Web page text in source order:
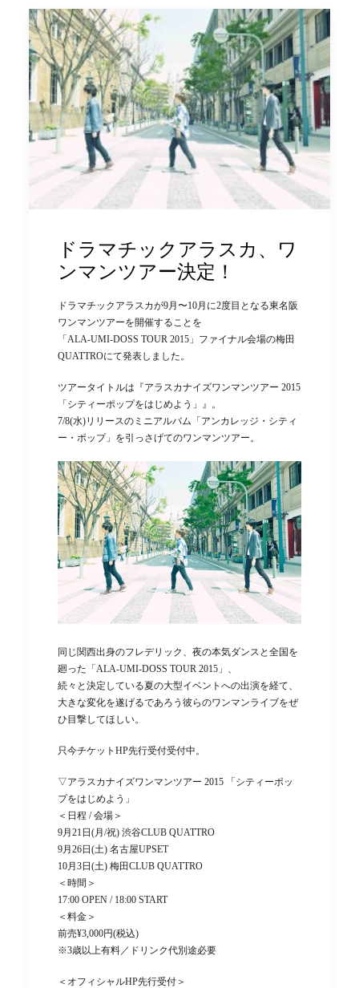
ドラマチックアラスカ、ワ
ンマンツアー決定！
ドラマチックアラスカが9月〜10月に2度目となる東名阪
ワンマンツアーを開催することを
「ALA-UMI-DOSS TOUR 2015」ファイナル会場の梅田
QUATTROにて発表しました。
ツアータイトルは『アラスカナイズワンマンツアー 2015
「シティーポップをはじめよう」』。
7/8(水)リリースのミニアルバム「アンカレッジ・シティ
ー・ポップ」を引っさげてのワンマンツアー。
同じ関西出身のフレデリック、夜の本気ダンスと全国を
廻った「ALA-UMI-DOSS TOUR 2015」、
続々と決定している夏の大型イベントへの出演を経て、
大きな変化を遂げるであろう彼らのワンマンライブをぜ
ひ目撃してほしい。
只今チケットHP先行受付受付中。
▽アラスカナイズワンマンツアー 2015 「シティーポッ
プをはじめよう」
＜日程 / 会場＞
9月21日(月/祝) 渋谷CLUB QUATTRO
9月26日(土) 名古屋UPSET
10月3日(土) 梅田CLUB QUATTRO
＜時間＞
17:00 OPEN / 18:00 START
＜料金＞
前売¥3,000円(税込)
※3歳以上有料／ドリンク代別途必要
＜オフィシャルHP先行受付＞